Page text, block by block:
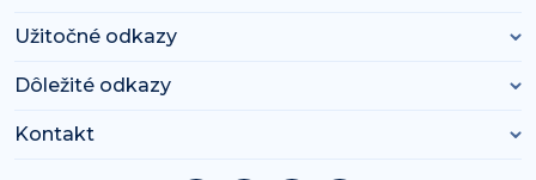
Užitočné odkazy
Dôležité odkazy
Kontakt